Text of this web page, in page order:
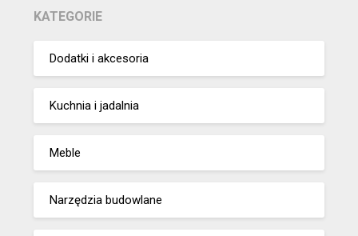
KATEGORIE
Dodatki i akcesoria
Kuchnia i jadalnia
Meble
Narzędzia budowlane